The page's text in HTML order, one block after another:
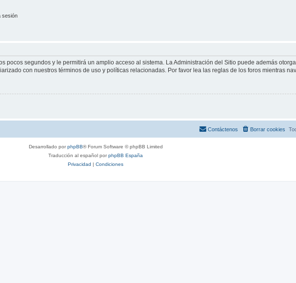
sesión
pocos segundos y le permitirá un amplio acceso al sistema. La Administración del Sitio puede además
con nuestros términos de uso y políticas relacionadas. Por favor lea las reglas de los foros mientras
Borrar cookies
Contáctenos
Desarrollado porphpBB® Forum Software © phpBB Limited
Traducción al español porphpBB España
Privacidad | Condiciones